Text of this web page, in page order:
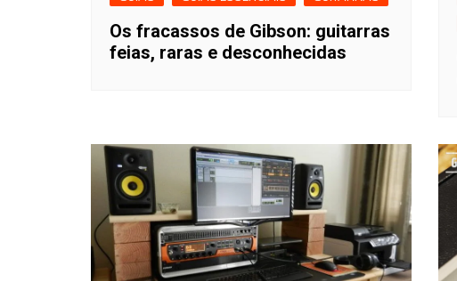
Os fracassos de Gibson: guitarras
feias, raras e desconhecidas